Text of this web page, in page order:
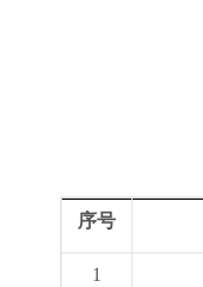
序号
1